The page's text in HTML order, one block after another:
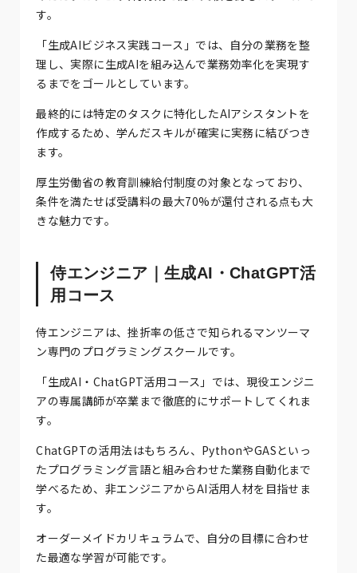
す。
「生成AIビジネス実践コース」では、自分の業務を整
理し、実際に生成AIを組み込んで業務効率化を実現す
るまでをゴールとしています。
最終的には特定のタスクに特化したAIアシスタントを
作成するため、学んだスキルが確実に実務に結びつき
ます。
厚生労働省の教育訓練給付制度の対象となっており、
条件を満たせば受講料の最大70%が還付される点も大
きな魅力です。
侍エンジニア｜生成AI・ChatGPT活
用コース
侍エンジニアは、挫折率の低さで知られるマンツーマ
ン専門のプログラミングスクールです。
「生成AI・ChatGPT活用コース」では、現役エンジニ
アの専属講師が卒業まで徹底的にサポートしてくれま
す。
ChatGPTの活用法はもちろん、PythonやGASといっ
たプログラミング言語と組み合わせた業務自動化まで
学べるため、非エンジニアからAI活用人材を目指せま
す。
オーダーメイドカリキュラムで、自分の目標に合わせ
た最適な学習が可能です。